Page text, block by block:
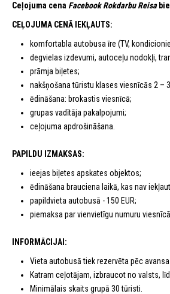
Ceļojuma cena Facebook Rokdarbu Reisa
CEĻOJUMA CENĀ IEKĻAUTS:
komfortabla autobusa īre (TV,
degvielas izdevumi, autoceļu nodokļi,
prāmja biļetes;
nakšņošana tūristu klases viesnīcās 2 –
ēdināšana: brokastis viesnīcā;
grupas vadītāja pakalpojumi;
ceļojuma apdrošināšana.
PAPILDU IZMAKSAS:
ieejas biļetes apskates objektos;
ēdināšana brauciena laikā, kas nav
papildvieta autobusā - 150 EUR;
piemaksa par vienvietīgu numuru
INFORMĀCIJAI:
Vieta autobusā tiek rezervēta pēc
Katram ceļotājam, izbraucot no valsts,
Minimālais skaits grupā 30 tūristi.